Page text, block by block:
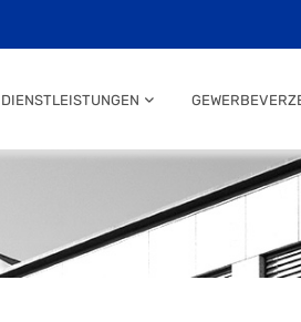
DIENSTLEISTUNGEN